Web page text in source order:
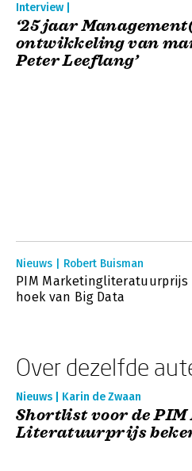
Interview |
‘25 jaar
ontwikkeling van
Peter Leeflang’
Nieuws | Robert Buisman
PIM
hoek van Big Data
Over dezelfde
Nieuws | Karin de Zwaan
Shortlist voor de
Literatuurprijs